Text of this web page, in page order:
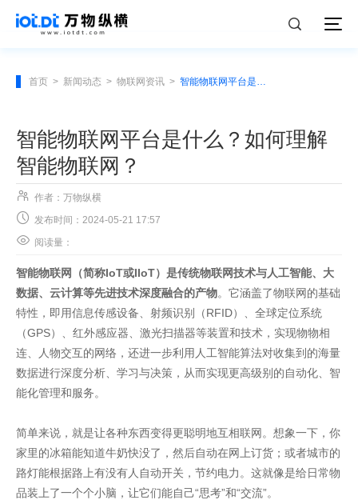
首页 > 新闻动态 > 物联网资讯 > 智能物联网平台是什么？如何理解智能物联网？
智能物联网平台是什么？如何理解
智能物联网？
 作者：万物纵横
 发布时间：2024-05-21 17:57
 阅读量：
智能物联网（简称IoT或IIoT）是传统物联网技术与人工智能、大
数据、云计算等先进技术深度融合的产物。它涵盖了物联网的基础
特性，即用信息传感设备、射频识别（RFID）、全球定位系统
（GPS）、红外感应器、激光扫描器等装置和技术，实现物物相
连、人物交互的网络，还进一步利用人工智能算法对收集到的海量
数据进行深度分析、学习与决策，从而实现更高级别的自动化、智
能化管理和服务。
简单来说，就是让各种东西变得更聪明地互相联网。想象一下，你
家里的冰箱能知道牛奶快没了，然后自动在网上订货；或者城市的
路灯能根据路上有没有人自动开关，节约电力。这就像是给日常物
品装上了一个个小脑，让它们能自己“思考”和“交流”。